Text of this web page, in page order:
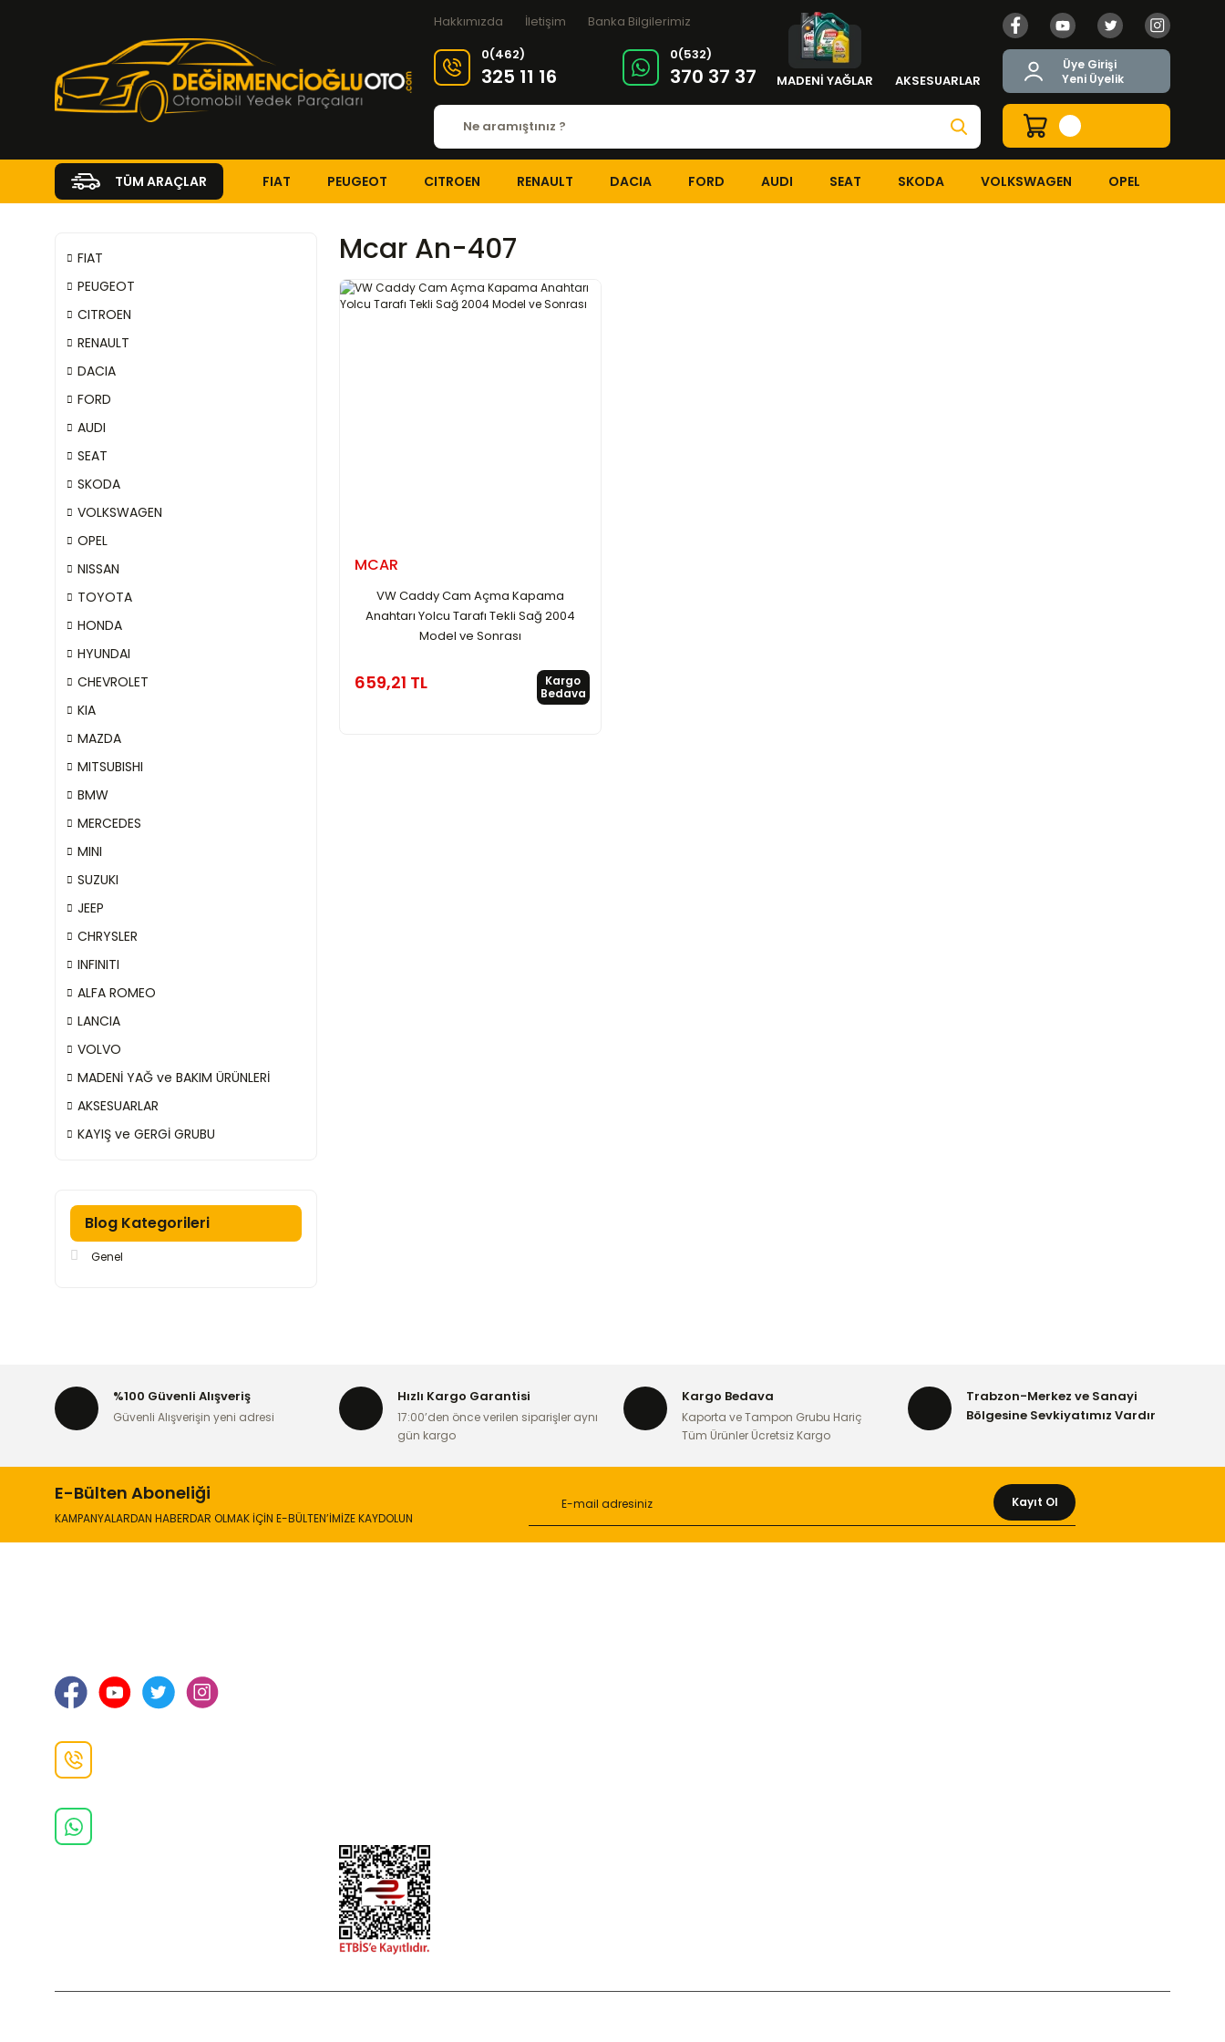
Hakkımızda İletişim
Banka Bilgilerimiz
0(462)
325 11 16
0(532)
370 37 37 MADENİ YAĞLAR AKSESUARLAR
Üye Girişi
Yeni Üyelik
TÜM ARAÇLAR FIAT PEUGEOT CITROEN RENAULT DACIA FORD AUDI SEAT SKODA VOLKSWAGEN OPEL
FIAT
PEUGEOT
CITROEN
RENAULT
DACIA
FORD
AUDI
SEAT
SKODA
VOLKSWAGEN
OPEL
NISSAN
TOYOTA
HONDA
HYUNDAI
CHEVROLET
KIA
MAZDA
MITSUBISHI
BMW
MERCEDES
MINI
SUZUKI
JEEP
CHRYSLER
INFINITI
ALFA ROMEO
LANCIA
VOLVO
MADENİ YAĞ ve BAKIM ÜRÜNLERİ
AKSESUARLAR
KAYIŞ ve GERGİ GRUBU
Blog Kategorileri
Genel
Mcar An-407
MCAR
VW Caddy Cam Açma Kapama
Anahtarı Yolcu Tarafı Tekli Sağ 2004
Model ve Sonrası
659,21 TL
Kargo
Bedava
%100 Güvenli Alışveriş
Güvenli Alışverişin yeni adresi
Hızlı Kargo Garantisi
17:00’den önce verilen siparişler aynı
gün kargo
Kargo Bedava
Kaporta ve Tampon Grubu Hariç
Tüm Ürünler Ücretsiz Kargo
Trabzon-Merkez ve Sanayi
Bölgesine Sevkiyatımız Vardır
E-Bülten Aboneliği
KAMPANYALARDAN HABERDAR OLMAK İÇİN E-BÜLTEN’İMİZE KAYDOLUN
Kayıt Ol